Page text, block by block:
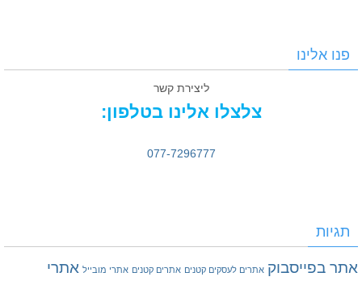
פנו אלינו
ליצירת קשר
צלצלו אלינו בטלפון:
077-7296777
תגיות
אתר בפייסבוק אתרים לעסקים קטנים אתרים קטנים אתרי מובייל אתרי